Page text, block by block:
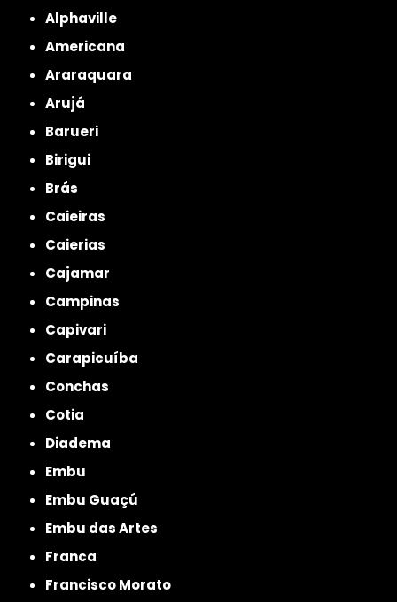
Alphaville
Americana
Araraquara
Arujá
Barueri
Birigui
Brás
Caieiras
Caierias
Cajamar
Campinas
Capivari
Carapicuíba
Conchas
Cotia
Diadema
Embu
Embu Guaçú
Embu das Artes
Franca
Francisco Morato